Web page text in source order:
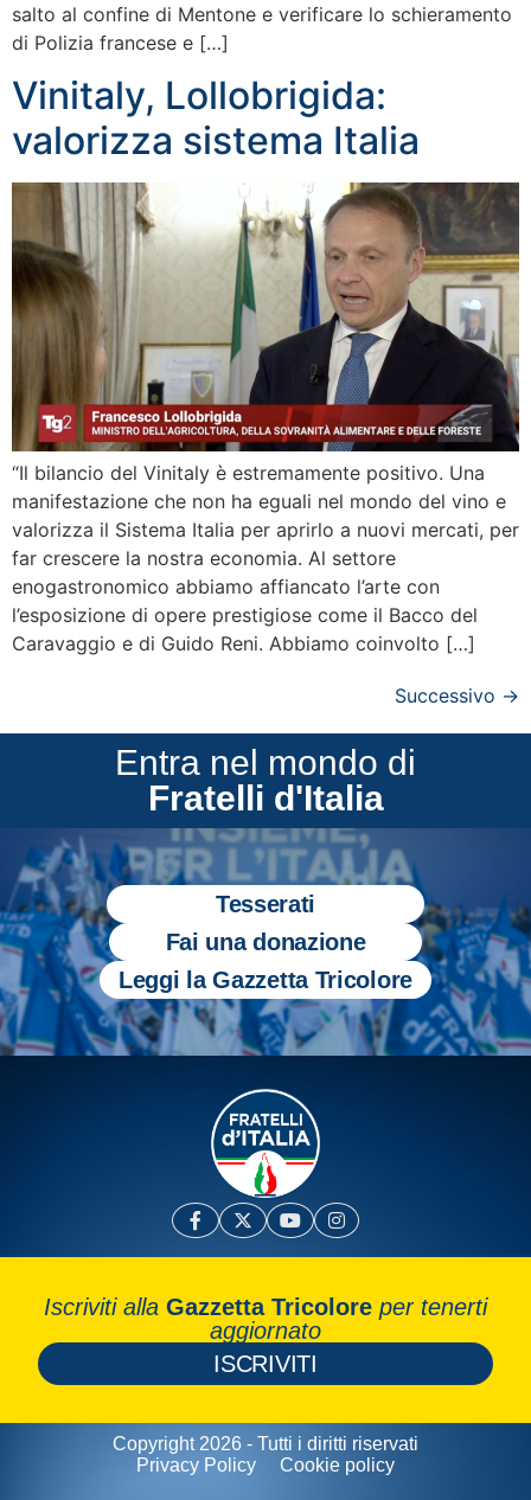
salto al confine di Mentone e verificare lo schieramento
di Polizia francese e […]
Vinitaly, Lollobrigida:
valorizza sistema Italia
“Il bilancio del Vinitaly è estremamente positivo. Una
manifestazione che non ha eguali nel mondo del vino e
valorizza il Sistema Italia per aprirlo a nuovi mercati, per
far crescere la nostra economia. Al settore
enogastronomico abbiamo affiancato l’arte con
l’esposizione di opere prestigiose come il Bacco del
Caravaggio e di Guido Reni. Abbiamo coinvolto […]
Successivo →
Entra nel mondo di
Fratelli d'Italia
Tesserati
Fai una donazione
Leggi la Gazzetta Tricolore
Iscriviti alla Gazzetta Tricolore per tenerti
aggiornato
ISCRIVITI
Copyright 2026 - Tutti i diritti riservati
Privacy Policy
Cookie policy